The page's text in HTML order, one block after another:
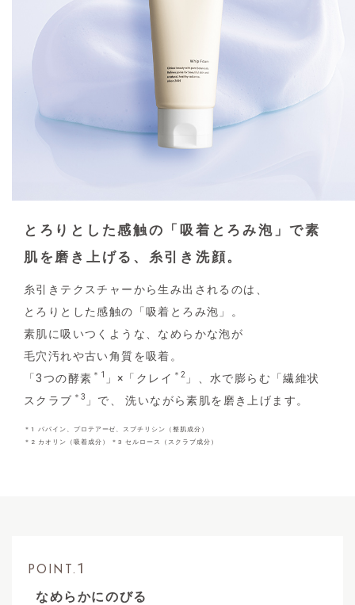
とろりとした感触の 「吸着とろみ泡」で素
肌を 磨き上げる、糸引き洗顔。
糸引きテクスチャーから生み出されるのは、
とろりとした感触の「吸着とろみ泡」。
素肌に吸いつくような、なめらかな泡が
毛穴汚れや古い角質を吸着。
「3つの酵素 ＊1 」×「クレイ ＊2 」、水で膨らむ「繊維状
スクラブ ＊3 」で、 洗いながら素肌を磨き上げます。
＊1 パパイン、プロテアーゼ、スブチリシン（整肌成分）
＊2 カオリン（吸着成分） ＊3 セルロース（スクラブ成分）
POINT. 1
なめらかにのびる